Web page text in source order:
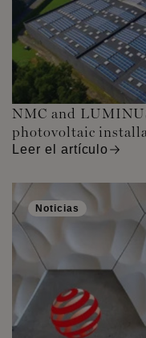
NMC and
photovoltaic
Leer el artículo
Noticias